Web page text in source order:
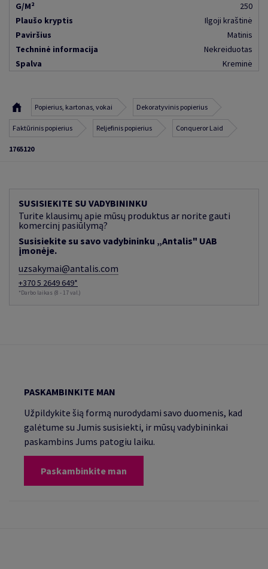
G/M²
250
Plaušo kryptis
Ilgoji kraštinė
Paviršius
Matinis
Techninė informacija
Nekreiduotas
Spalva
Kreminė
Popierius, kartonas, vokai Dekoratyvinis popierius
Faktūrinis popierius Reljefinis popierius Conqueror Laid
1765120
SUSISIEKITE SU VADYBININKU
Turite klausimų apie mūsų produktus ar norite gauti
komercinį pasiūlymą?
Susisiekite su savo vadybininku „Antalis" UAB
įmonėje.
uzsakymai@antalis.com
+370 5 2649 649*
*Darbo laikas (8 - 17 val.)
PASKAMBINKITE MAN
Užpildykite šią formą nurodydami savo duomenis, kad
galėtume su Jumis susisiekti, ir mūsų vadybininkai
paskambins Jums patogiu laiku.
Paskambinkite man